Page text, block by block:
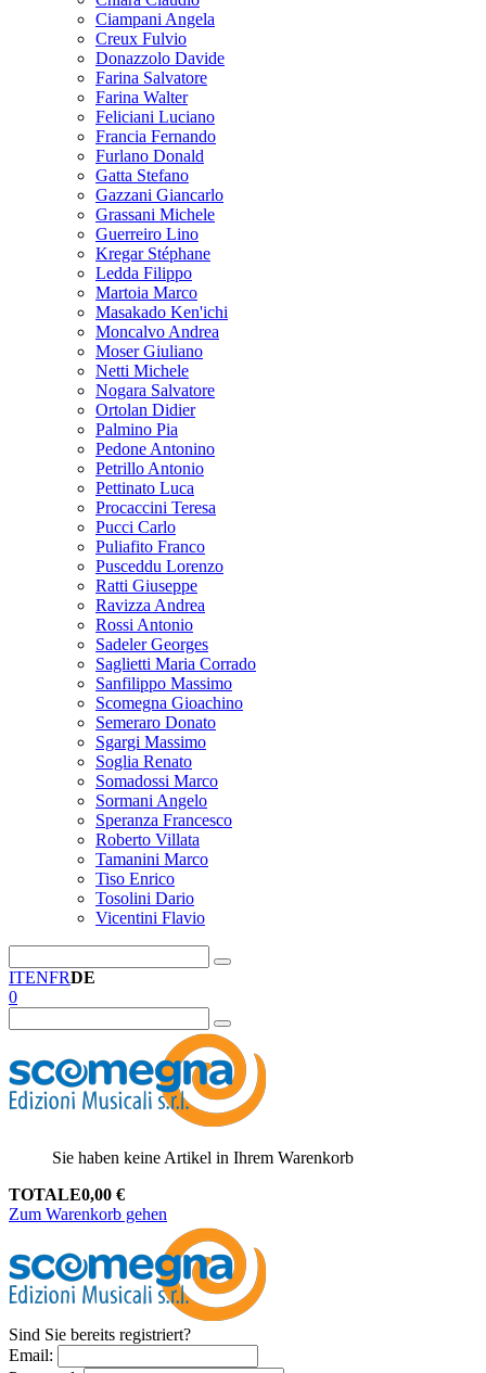
Ciampani Angela
Creux Fulvio
Donazzolo Davide
Farina Salvatore
Farina Walter
Feliciani Luciano
Francia Fernando
Furlano Donald
Gatta Stefano
Gazzani Giancarlo
Grassani Michele
Guerreiro Lino
Kregar Stéphane
Ledda Filippo
Martoia Marco
Masakado Ken'ichi
Moncalvo Andrea
Moser Giuliano
Netti Michele
Nogara Salvatore
Ortolan Didier
Palmino Pia
Pedone Antonino
Petrillo Antonio
Pettinato Luca
Procaccini Teresa
Pucci Carlo
Puliafito Franco
Pusceddu Lorenzo
Ratti Giuseppe
Ravizza Andrea
Rossi Antonio
Sadeler Georges
Saglietti Maria Corrado
Sanfilippo Massimo
Scomegna Gioachino
Semeraro Donato
Sgargi Massimo
Soglia Renato
Somadossi Marco
Sormani Angelo
Speranza Francesco
Roberto Villata
Tamanini Marco
Tiso Enrico
Tosolini Dario
Vicentini Flavio
ITENFRDE
0
Sie haben keine Artikel in Ihrem Warenkorb
TOTALE0,00 €
Zum Warenkorb gehen
Sind Sie bereits registriert?
Email: